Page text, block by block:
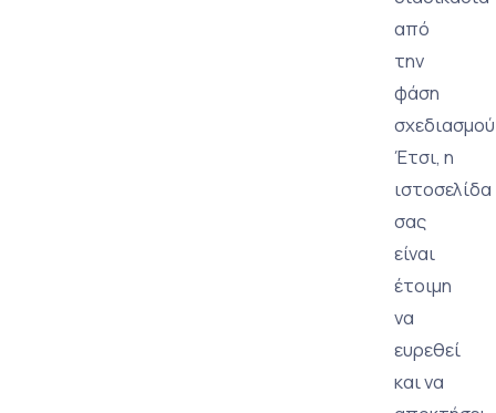
από
την
φάση
Έτσι, η
ιστοσελίδα
σας
είναι
έτοιμη
να
ευρεθεί
και να